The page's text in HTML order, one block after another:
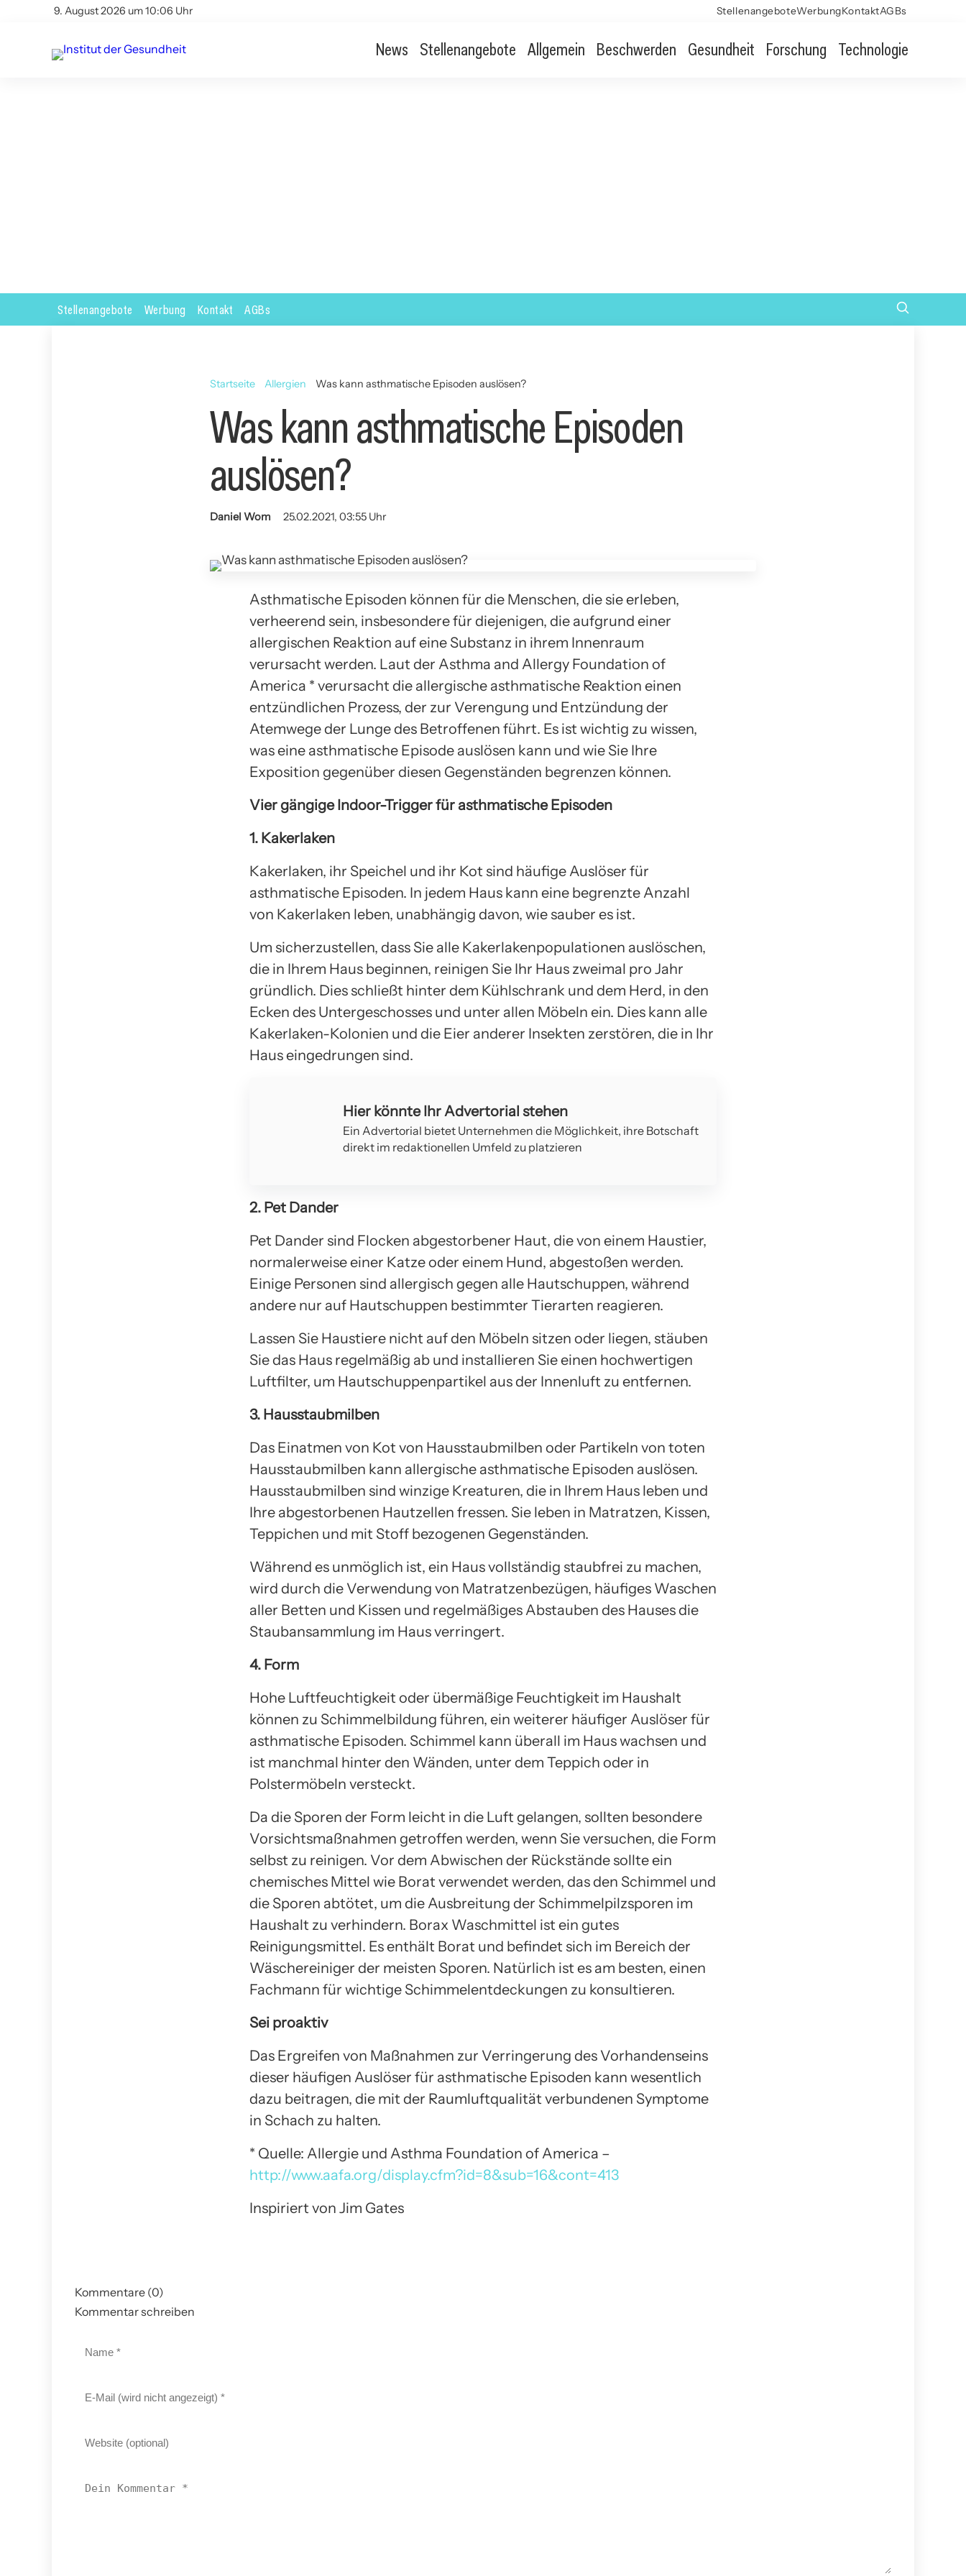
9. August 2026 um 10:06 Uhr StellenangeboteWerbungKontaktAGBs
News Stellenangebote Allgemein Beschwerden Gesundheit Forschung Technologie
Stellenangebote Werbung Kontakt AGBs
Startseite Allergien Was kann asthmatische Episoden auslösen?
Was kann asthmatische Episoden
auslösen?
Daniel Wom 25.02.2021, 03:55 Uhr
Asthmatische Episoden können für die Menschen, die sie erleben,
verheerend sein, insbesondere für diejenigen, die aufgrund einer
allergischen Reaktion auf eine Substanz in ihrem Innenraum
verursacht werden. Laut der Asthma and Allergy Foundation of
America * verursacht die allergische asthmatische Reaktion einen
entzündlichen Prozess, der zur Verengung und Entzündung der
Atemwege der Lunge des Betroffenen führt. Es ist wichtig zu wissen,
was eine asthmatische Episode auslösen kann und wie Sie Ihre
Exposition gegenüber diesen Gegenständen begrenzen können.
Vier gängige Indoor-Trigger für asthmatische Episoden
1. Kakerlaken
Kakerlaken, ihr Speichel und ihr Kot sind häufige Auslöser für
asthmatische Episoden. In jedem Haus kann eine begrenzte Anzahl
von Kakerlaken leben, unabhängig davon, wie sauber es ist.
Um sicherzustellen, dass Sie alle Kakerlakenpopulationen auslöschen,
die in Ihrem Haus beginnen, reinigen Sie Ihr Haus zweimal pro Jahr
gründlich. Dies schließt hinter dem Kühlschrank und dem Herd, in den
Ecken des Untergeschosses und unter allen Möbeln ein. Dies kann alle
Kakerlaken-Kolonien und die Eier anderer Insekten zerstören, die in Ihr
Haus eingedrungen sind.
Hier könnte Ihr Advertorial stehen
Ein Advertorial bietet Unternehmen die Möglichkeit, ihre Botschaft
direkt im redaktionellen Umfeld zu platzieren
2. Pet Dander
Pet Dander sind Flocken abgestorbener Haut, die von einem Haustier,
normalerweise einer Katze oder einem Hund, abgestoßen werden.
Einige Personen sind allergisch gegen alle Hautschuppen, während
andere nur auf Hautschuppen bestimmter Tierarten reagieren.
Lassen Sie Haustiere nicht auf den Möbeln sitzen oder liegen, stäuben
Sie das Haus regelmäßig ab und installieren Sie einen hochwertigen
Luftfilter, um Hautschuppenpartikel aus der Innenluft zu entfernen.
3. Hausstaubmilben
Das Einatmen von Kot von Hausstaubmilben oder Partikeln von toten
Hausstaubmilben kann allergische asthmatische Episoden auslösen.
Hausstaubmilben sind winzige Kreaturen, die in Ihrem Haus leben und
Ihre abgestorbenen Hautzellen fressen. Sie leben in Matratzen, Kissen,
Teppichen und mit Stoff bezogenen Gegenständen.
Während es unmöglich ist, ein Haus vollständig staubfrei zu machen,
wird durch die Verwendung von Matratzenbezügen, häufiges Waschen
aller Betten und Kissen und regelmäßiges Abstauben des Hauses die
Staubansammlung im Haus verringert.
4. Form
Hohe Luftfeuchtigkeit oder übermäßige Feuchtigkeit im Haushalt
können zu Schimmelbildung führen, ein weiterer häufiger Auslöser für
asthmatische Episoden. Schimmel kann überall im Haus wachsen und
ist manchmal hinter den Wänden, unter dem Teppich oder in
Polstermöbeln versteckt.
Da die Sporen der Form leicht in die Luft gelangen, sollten besondere
Vorsichtsmaßnahmen getroffen werden, wenn Sie versuchen, die Form
selbst zu reinigen. Vor dem Abwischen der Rückstände sollte ein
chemisches Mittel wie Borat verwendet werden, das den Schimmel und
die Sporen abtötet, um die Ausbreitung der Schimmelpilzsporen im
Haushalt zu verhindern. Borax Waschmittel ist ein gutes
Reinigungsmittel. Es enthält Borat und befindet sich im Bereich der
Wäschereiniger der meisten Sporen. Natürlich ist es am besten, einen
Fachmann für wichtige Schimmelentdeckungen zu konsultieren.
Sei proaktiv
Das Ergreifen von Maßnahmen zur Verringerung des Vorhandenseins
dieser häufigen Auslöser für asthmatische Episoden kann wesentlich
dazu beitragen, die mit der Raumluftqualität verbundenen Symptome
in Schach zu halten.
* Quelle: Allergie und Asthma Foundation of America –
http://www.aafa.org/display.cfm?id=8&sub=16&cont=413
Inspiriert von Jim Gates
Kommentare (0)
Kommentar schreiben